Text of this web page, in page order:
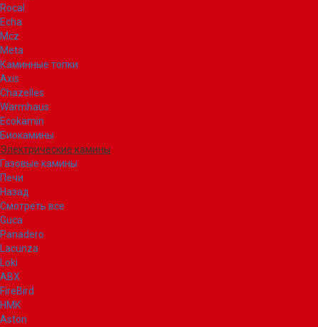
Rocal
Echa
Mcz
Meta
Каминные топки
Axis
Chazelles
Warmhaus
Ecokamin
Биокамины
Электрические камины
Газовые камины
Печи
Назад
Смотреть все
Guca
Panadero
Lacunza
Loki
ABX
FireBird
НМК
Aston